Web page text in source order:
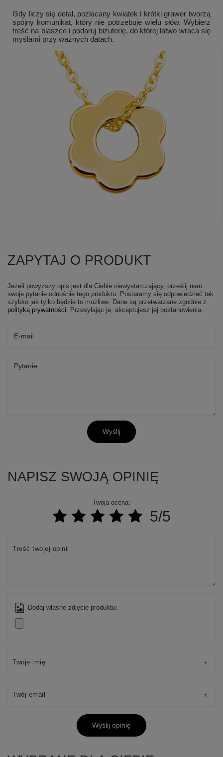
Gdy liczy się detal, pozłacany kwiatek i krótki grawer tworzą
spójny komunikat, który nie potrzebuje wielu słów. Wybierz
treść na blaszce i podaruj biżuterię, do której łatwo wraca się
myślami przy ważnych datach.
ZAPYTAJ O PRODUKT
Jeżeli powyższy opis jest dla Ciebie niewystarczający, prześlij nam
swoje pytanie odnośnie tego produktu. Postaramy się odpowiedzieć tak
szybko jak tylko będzie to możliwe.
Dane są przetwarzane zgodnie z
polityką prywatności . Przesyłając je, akceptujesz jej postanowienia.
E-mail
Pytanie
Wyślij
NAPISZ SWOJĄ OPINIĘ
Twoja ocena:
5/5
Treść twojej opinii
Dodaj własne zdjęcie produktu:
Twoje imię
Twój email
Wyślij opinię